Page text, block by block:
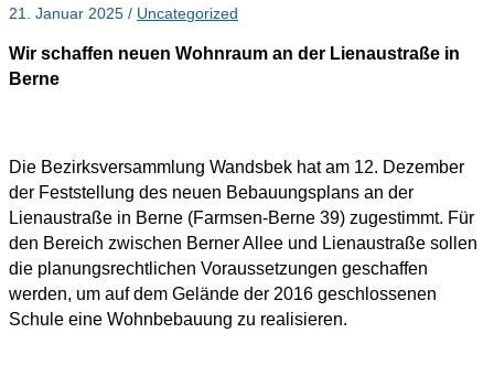
21. Januar 2025 / Uncategorized
Wir schaffen neuen Wohnraum an der Lienaustraße in
Berne
Die Bezirksversammlung Wandsbek hat am 12. Dezember
der Feststellung des neuen Bebauungsplans an der
Lienaustraße in Berne (Farmsen-Berne 39) zugestimmt. Für
den Bereich zwischen Berner Allee und Lienaustraße sollen
die planungsrechtlichen Voraussetzungen geschaffen
werden, um auf dem Gelände der 2016 geschlossenen
Schule eine Wohnbebauung zu realisieren.